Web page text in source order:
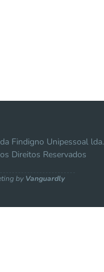
Findigno Unipessoal lda.
Direitos Reservados
by Vanguardly